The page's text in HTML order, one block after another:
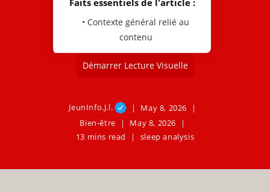
Faits essentiels de l'article :
• Contexte général relié au
contenu
Démarrer Lecture Visuelle
JeunInfo.J.l.
May 8, 2026
Bien-être
May 8, 2026
13 mins read
sleep analysis